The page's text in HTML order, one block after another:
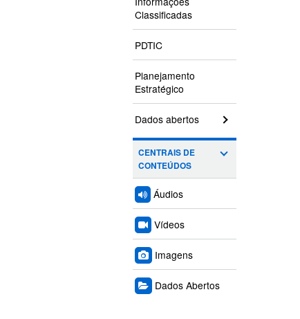
Classificadas
PDTIC
Planejamento
Estratégico
Dados abertos
CENTRAIS DE
CONTEÚDOS
Áudios
Vídeos
Imagens
Dados Abertos